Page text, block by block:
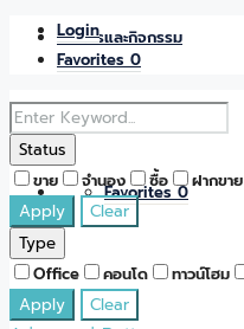
ข่าวสารและกิจกรรม
Favorites0
Login
Favorites 0
Status
ขาย จำนอง ซื้อ ฝากขาย
Apply
Clear
Type
Office คอนโด ทาวน์โฮม
Apply Clear